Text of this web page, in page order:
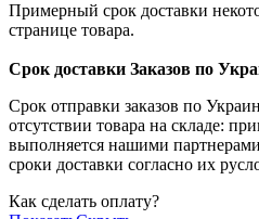
Примерный срок доставки
странице товара.
Срок доставки Заказов по
Срок отправки заказов по
отсутствии товара на складе:
выполняется нашими
сроки доставки согласно их
Как сделать оплату?